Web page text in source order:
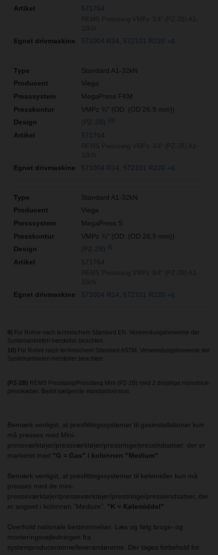
571764
571004 R14 572101 R220 +6
Standard A1-32kN
Viega
MegaPress FKM
VMPz ¾″ (OD: (OD 26,9 mm))
(PZ-2B)
10)
571764
571004 R14 572101 R220 +6
Standard A1-32kN
Viega
MegaPress S
VMPz ¾″ (OD: (OD 26,9 mm))
(PZ-2B)
9)
571764
571004 R14 572101 R220 +6
9) Für Rohre nach technischem Standard EN. Verwendungshinweise der
Systemanbieter/-hersteller beachten.
10) Für Rohre nach technischem Standard ASTM. Verwendungshinweise der
Systemanbieter/-hersteller beachten.
(PZ-2B) REMS Presstang/Presstang Mini (PZ-2B) med 2 drejelige monoblok-
presskæber. Bedst sælgende standardversion.
Bemærk venligst, at presfittingssystemer til gasinstallationer kun
må presses med Mini-
pressværktøjer/pressværktøjer/pressringe/pressindsatser, der er
markeret med "G = Gas" i kolonnen "Medium"
Bemærk venligst, at presfittingssystemer til kølemidler kun må
presses med de mini-
presseværktøjer/presseværktøjer/pressringe/presseindsatser, der
er angivet i kolonnen "Medium". "K = Kølemiddel"
Overhold nationale bestemmelser. Læs og følg brugs- og
monteringsvejledningen fra
systemproducenterne/leverandørerne. Der tages forbehold for